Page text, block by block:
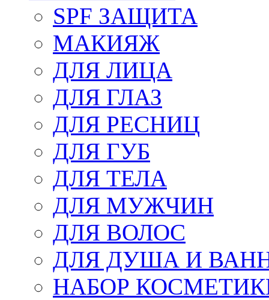
SPF ЗАЩИТА
МАКИЯЖ
ДЛЯ ЛИЦА
ДЛЯ ГЛАЗ
ДЛЯ РЕСНИЦ
ДЛЯ ГУБ
ДЛЯ ТЕЛА
ДЛЯ МУЖЧИН
ДЛЯ ВОЛОС
ДЛЯ ДУША И
НАБОР